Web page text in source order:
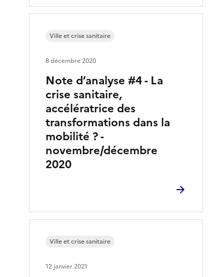
Note d’analyse #4 - La
crise sanitaire,
accélératrice des
transformations dans la
mobilité ? -
novembre/décembre
2020
Ville et crise sanitaire
8 décembre 2020
Ville et crise sanitaire
12 janvier 2021